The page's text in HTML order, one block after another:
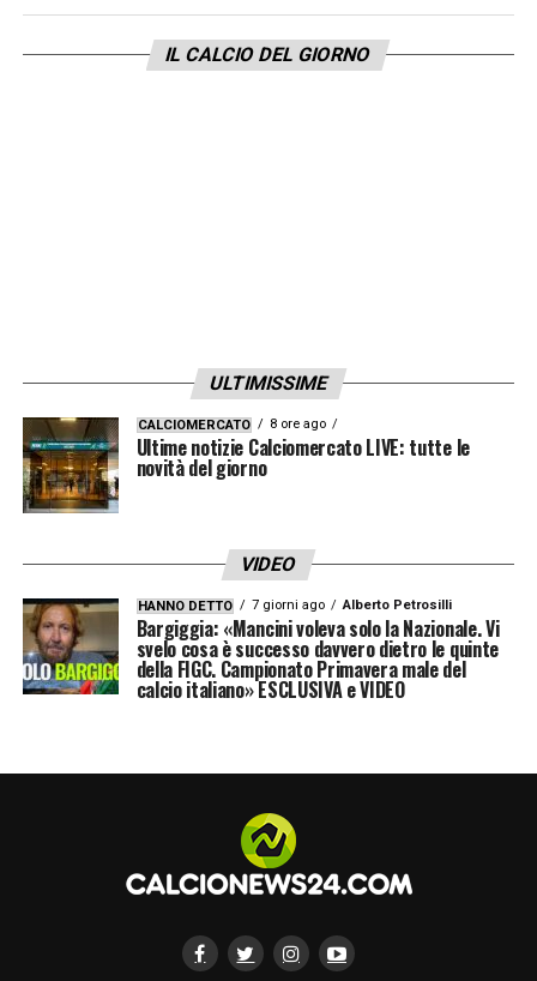
conduttrice (l’allenatore era senza
auricolare), ma il tecnico rumeno taglia
precisa volontà di evitare l’incrocio con
Conte (grande ex della panchina interista) o
se sia solo il frutto della frustrazione per una
sconfitta pesante.Fatto sta che i due non si
sono salutati. Sui social network le
immagini sono diventate immediatamente
virali, con i tifosi divisi tra chi giustifica il
nervosismo post-gara e chi critica la
entrambi, insomma, che ora dovranno
smaltire la delusione europea rituffandosi
immediatamente nella lotta scudetto.
LA PLAYLIST DELLE NOSTRE TOP NEWS
IL CALCIO DEL GIORNO
ULTIMISSIME
CALCIOMERCATO 8 ore ago
Ultime notizie Calciomercato LIVE: tutte le
novità del giorno
VIDEO
HANNO DETTO 7 giorni ago Alberto Petrosilli
Bargiggia: «Mancini voleva solo la Nazionale. Vi
svelo cosa è successo davvero dietro le quinte
della FIGC. Campionato Primavera male del
calcio italiano» ESCLUSIVA e VIDEO